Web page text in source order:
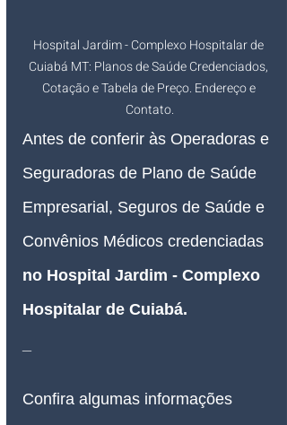
Hospital Jardim - Complexo Hospitalar de
Cuiabá MT: Planos de Saúde Credenciados,
Cotação e Tabela de Preço. Endereço e
Contato.
Antes de conferir às Operadoras e
Seguradoras de Plano de Saúde
Empresarial, Seguros de Saúde e
Convênios Médicos credenciadas
no Hospital Jardim - Complexo
Hospitalar de Cuiabá.
Confira algumas informações